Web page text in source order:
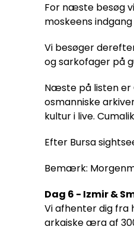
For næste besøg
moskeens
Vi besøger
og sarkofager på
Næste på listen er
osmanniske
kultur i live.
Efter Bursa
Bemærk:
Dag 6 - Izmir &
Vi afhenter dig fra
arkaiske æra af